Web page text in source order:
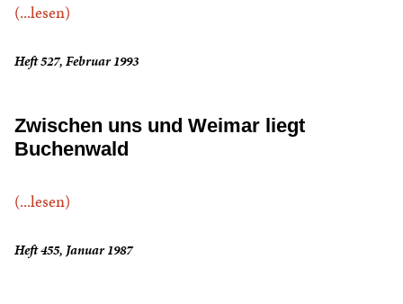
(...lesen)
Heft 527, Februar 1993
Zwischen uns und Weimar liegt
Buchenwald
(...lesen)
Heft 455, Januar 1987